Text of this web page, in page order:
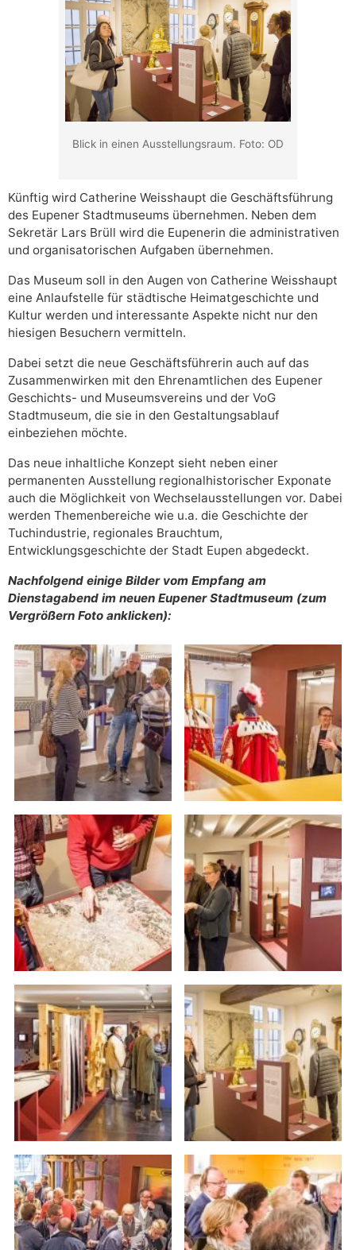
Blick in einen Ausstellungsraum. Foto: OD
Künftig wird Catherine Weisshaupt die Geschäftsführung
des Eupener Stadtmuseums übernehmen. Neben dem
Sekretär Lars Brüll wird die Eupenerin die administrativen
und organisatorischen Aufgaben übernehmen.
Das Museum soll in den Augen von Catherine Weisshaupt
eine Anlaufstelle für städtische Heimatgeschichte und
Kultur werden und interessante Aspekte nicht nur den
hiesigen Besuchern vermitteln.
Dabei setzt die neue Geschäftsführerin auch auf das
Zusammenwirken mit den Ehrenamtlichen des Eupener
Geschichts- und Museumsvereins und der VoG
Stadtmuseum, die sie in den Gestaltungsablauf
einbeziehen möchte.
Das neue inhaltliche Konzept sieht neben einer
permanenten Ausstellung regionalhistorischer Exponate
auch die Möglichkeit von Wechselausstellungen vor. Dabei
werden Themenbereiche wie u.a. die Geschichte der
Tuchindustrie, regionales Brauchtum,
Entwicklungsgeschichte der Stadt Eupen abgedeckt.
Nachfolgend einige Bilder vom Empfang am
Dienstagabend im neuen Eupener Stadtmuseum (zum
Vergrößern Foto anklicken):